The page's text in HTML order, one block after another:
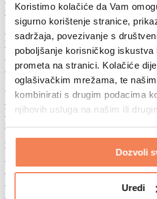
Koristimo kolačiće da Vam
sigurno korištenje stranice,
sadržaja, povezivanje s
poboljšanje korisničkog
prometa na stranici. Kolačiće
oglašivačkim mrežama, te
kombinirati s drugim podacima
njihovih usluga na našim ili
Dozvoli
Uredi
Ostalo
Maslac od oraha
100% namazi iz orašastih
Slatki namazi od orašastih
Proteinski namazi od orašastih
Superfood
Zelena superhrana
Vlakna
Ostala superhrana
Grickalice
Suho meso